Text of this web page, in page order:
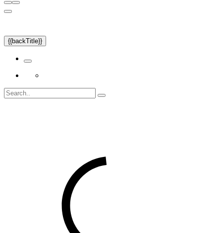
{{backTitle}}